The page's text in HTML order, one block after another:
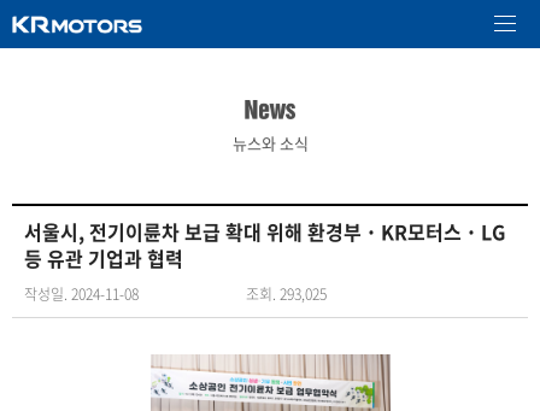
뉴스와 소식
서울시, 전기이륜차 보급 확대 위해 환경부˙KR모터스˙LG
등 유관 기업과 협력
작성일. 2024-11-08 조회. 293,025